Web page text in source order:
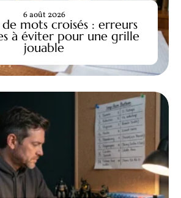
mots croisés : erreurs
à éviter pour une grille
jouable
6 août 2026